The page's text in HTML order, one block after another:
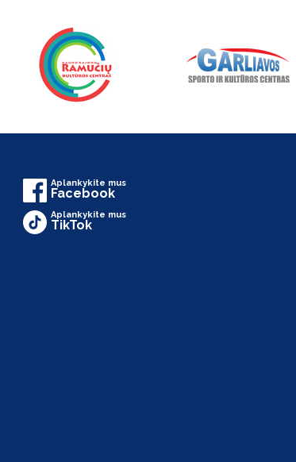
Aplankykite mus
Facebook
Aplankykite mus
TikTok